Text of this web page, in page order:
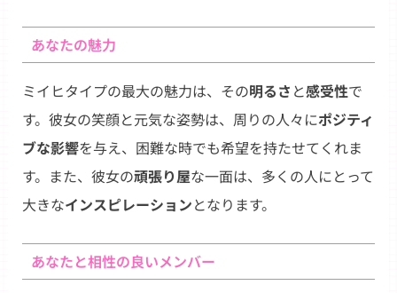
あなたの魅力
ミイヒタイプの最大の魅力は、その明るさ と感受性で
す。彼女の笑顔と元気な姿勢は、周りの人々にポジティ
ブな影響を与え、困難な時でも希望を持たせてくれま
す。また、彼女の頑張り屋な一面は、多くの人にとって
大きなインスピレーションとなります。
あなたと相性の良いメンバー